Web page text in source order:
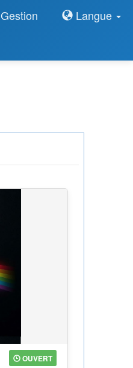
Gestion Langue
OUVERT